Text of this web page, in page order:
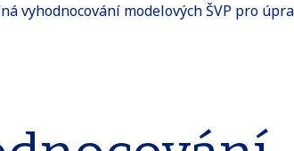
vyhodnocování modelových ŠVP pro